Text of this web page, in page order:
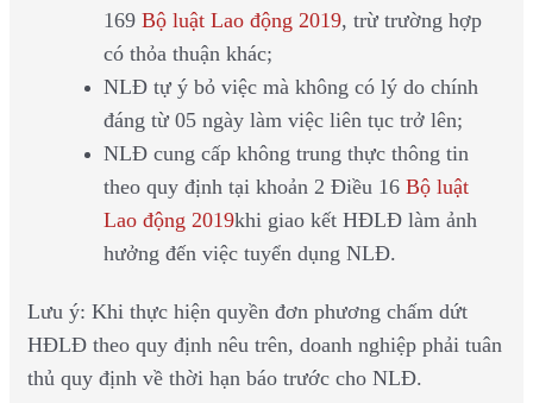
169 Bộ luật Lao động 2019, trừ trường hợp
có thỏa thuận khác;
NLĐ tự ý bỏ việc mà không có lý do chính
đáng từ 05 ngày làm việc liên tục trở lên;
NLĐ cung cấp không trung thực thông tin
theo quy định tại khoản 2 Điều 16 Bộ luật
Lao động 2019khi giao kết HĐLĐ làm ảnh
hưởng đến việc tuyển dụng NLĐ.
Lưu ý: Khi thực hiện quyền đơn phương chấm dứt
HĐLĐ theo quy định nêu trên, doanh nghiệp phải tuân
thủ quy định về thời hạn báo trước cho NLĐ.